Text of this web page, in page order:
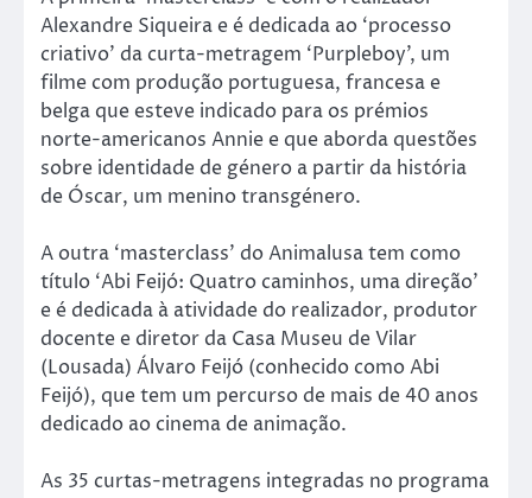
Alexandre Siqueira e é dedicada ao ‘processo
criativo’ da curta-metragem ‘Purpleboy’, um
filme com produção portuguesa, francesa e
belga que esteve indicado para os prémios
norte-americanos Annie e que aborda questões
sobre identidade de género a partir da história
de Óscar, um menino transgénero.
A outra ‘masterclass’ do Animalusa tem como
título ‘Abi Feijó: Quatro caminhos, uma direção’
e é dedicada à atividade do realizador, produtor
docente e diretor da Casa Museu de Vilar
(Lousada) Álvaro Feijó (conhecido como Abi
Feijó), que tem um percurso de mais de 40 anos
dedicado ao cinema de animação.
As 35 curtas-metragens integradas no programa